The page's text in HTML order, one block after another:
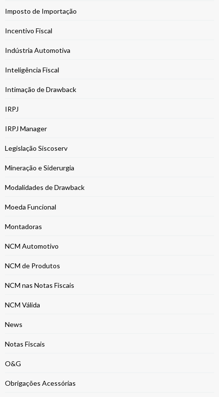
Imposto de Importação
Incentivo Fiscal
Indústria Automotiva
Inteligência Fiscal
Intimação de Drawback
IRPJ
IRPJ Manager
Legislação Siscoserv
Mineração e Siderurgia
Modalidades de Drawback
Moeda Funcional
Montadoras
NCM Automotivo
NCM de Produtos
NCM nas Notas Fiscais
NCM Válida
News
Notas Fiscais
O&G
Obrigações Acessórias